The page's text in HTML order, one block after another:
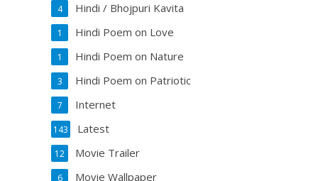
Hindi / Bhojpuri Kavita
4
Hindi Poem on Love
1
Hindi Poem on Nature
1
Hindi Poem on Patriotic
3
Internet
7
Latest
143
Movie Trailer
12
Movie Wallpaper
6